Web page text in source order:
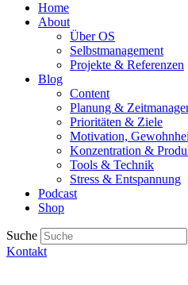
Home
About
Über OS
Selbstmanagement
Projekte & Referenzen
Blog
Content
Planung &
Prioritäten & Ziele
Motivation,
Konzentration &
Tools & Technik
Stress & Entspannung
Podcast
Shop
Suche
Kontakt